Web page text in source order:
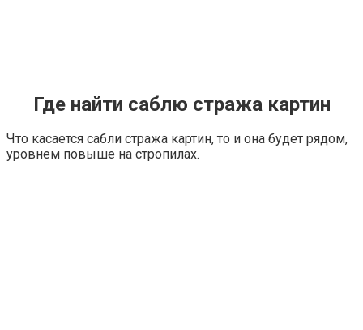
Где найти саблю стража картин
Что касается сабли стража картин, то и она будет рядом,
уровнем повыше на стропилах.